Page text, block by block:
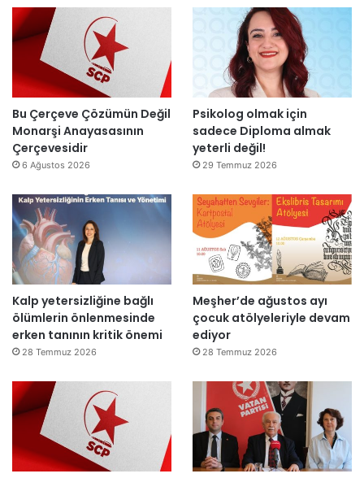
d
i
”
l
l
a
s
o
n
r
a
y
n
i
d
n
a
ç
ı
l
d
Bu Çerçeve Çözümün Değil
Monarşi Anayasasının
Çerçevesidir
6 Ağustos 2026
Psikolog olmak için
sadece Diploma almak
yeterli değil!
29 Temmuz 2026
Kalp yetersizliğine bağlı
ölümlerin önlenmesinde
erken tanının kritik önemi
28 Temmuz 2026
Meşher’de ağustos ayı
çocuk atölyeleriyle devam
ediyor
28 Temmuz 2026